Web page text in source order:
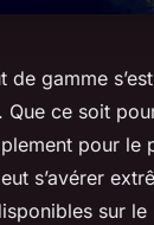
de gamme
ce soit
pour le
s’avérer
sur